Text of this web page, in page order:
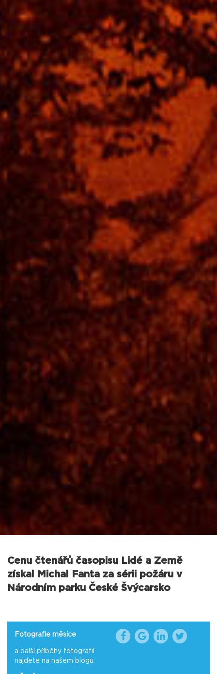
Cenu čtenářů časopisu Lidé a Země
získal Michal Fanta za sérii požáru v
Národním parku České Švýcarsko
Fotografie měsíce
a další příběhy fotografií
najdete na našem blogu: